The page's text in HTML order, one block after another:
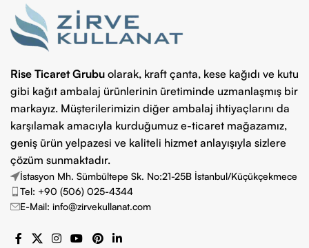
Rise Ticaret Grubu olarak, kraft çanta, kese kağıdı ve kutu
gibi kağıt ambalaj ürünlerinin üretiminde uzmanlaşmış bir
markayız. Müşterilerimizin diğer ambalaj ihtiyaçlarını da
karşılamak amacıyla kurduğumuz e-ticaret mağazamız,
geniş ürün yelpazesi ve kaliteli hizmet anlayışıyla sizlere
çözüm sunmaktadır.
İstasyon Mh. Sümbültepe Sk. No:21-25B İstanbul/Küçükçekmece
Tel: +90 (506) 025-4344
E-Mail: info@zirvekullanat.com